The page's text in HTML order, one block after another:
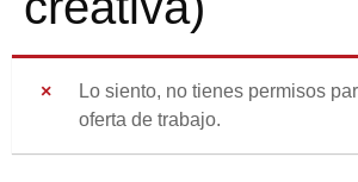
Lo siento, no tienes permisos
oferta de trabajo.